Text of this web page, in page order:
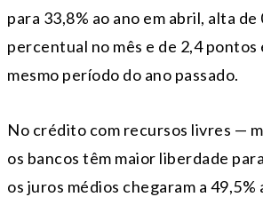
para 33,8% ao ano em abril, alta
percentual no mês e de 2,4 pontos
mesmo período do ano passado.
No crédito com recursos livres —
os bancos têm maior liberdade
os juros médios chegaram a 49,5%